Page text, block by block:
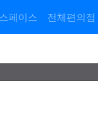
페이스 전체편의점